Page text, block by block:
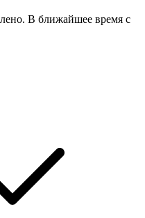
В ближайшее время с